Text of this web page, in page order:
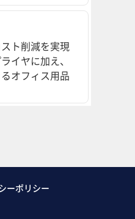
ト削減を実現
イヤに加え、
オフィス用品
ーポリシー